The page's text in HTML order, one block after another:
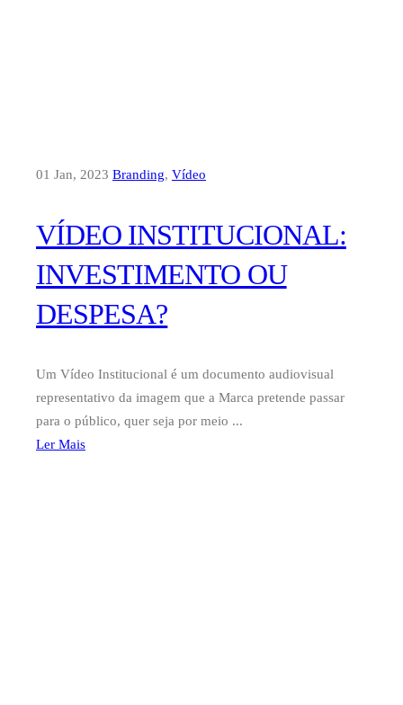
01 Jan, 2023 Branding, Vídeo
VÍDEO INSTITUCIONAL:
INVESTIMENTO OU
DESPESA?
Um Vídeo Institucional é um documento audiovisual
representativo da imagem que a Marca pretende passar
para o público, quer seja por meio ...
Ler Mais